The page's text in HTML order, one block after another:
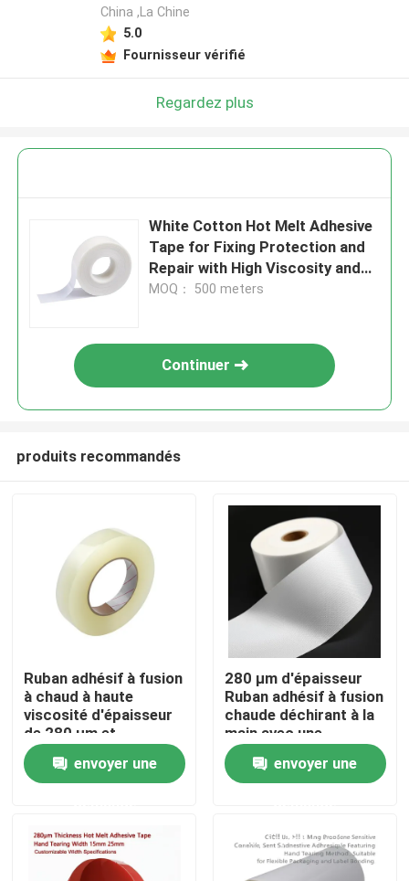
Aperçu
Vidéos
China ,La Chine
5.0
Fournisseur vérifié
Regardez plus
White Cotton Hot Melt Adhesive
Tape for Fixing Protection and
Repair with High Viscosity and
Hand Tearing
MOQ： 500 meters
Continuer
produits recommandés
Ruban adhésif à fusion
à chaud à haute
viscosité d'épaisseur
de 280 μm et
caractéristique de
déchirure à la main
pour une utilisation
envoyer une
280 μm d'épaisseur
Ruban adhésif à fusion
chaude déchirant à la
main avec une
longueur
personnalisable pour
une utilisation
envoyer une